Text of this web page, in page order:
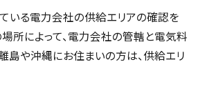
いる電力会社の供給エリアの確認を
場所によって、電力会社の管轄と電気料
島や沖縄にお住まいの方は、供給エリ